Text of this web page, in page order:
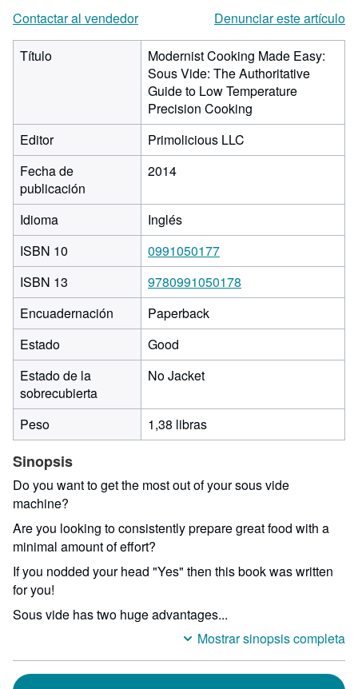
Contactar al vendedor
Denunciar este artículo
Título
Modernist Cooking Made Easy:
Sous Vide: The Authoritative
Guide to Low Temperature
Precision Cooking
Editor
Primolicious LLC
Fecha de
publicación
2014
Idioma
Inglés
ISBN 10
0991050177
ISBN 13
9780991050178
Encuadernación
Paperback
Estado
Good
Estado de la
sobrecubierta
No Jacket
Peso 1,38 libras
Sinopsis
Do you want to get the most out of your sous vide
machine?
Are you looking to consistently prepare great food with a
minimal amount of effort?
If you nodded your head "Yes" then this book was written
for you!
Sous vide has two huge advantages...
Mostrar sinopsis completa